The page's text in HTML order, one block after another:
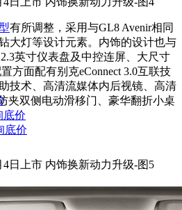
有所调整，采用与GL8 Avenir相同
大灯等设计元素。内饰的设计也与
英寸仪表盘及中控连屏、大尺寸
方面配有别克eConnect 3.0互联技
技术、高清流媒体内后视镜、高清
夹双侧电动滑移门、豪华翻折小桌
底价
底价